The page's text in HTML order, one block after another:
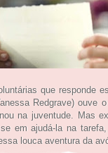
que responde
Redgrave) ouve
na juventude. Mas
em ajudá-la na
louca aventura da